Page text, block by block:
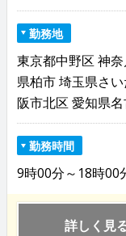
勤務地
東京都中野区 神
県柏市 埼玉県さ
阪市北区 愛知県
勤務時間
9時00分～18時00
詳しく見